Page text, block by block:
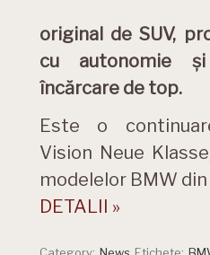
original de SUV,
cu autonomie
încărcare de top.
Este o
Vision Neue
modelelor BMW
DETALII »
Category: News Etichete: